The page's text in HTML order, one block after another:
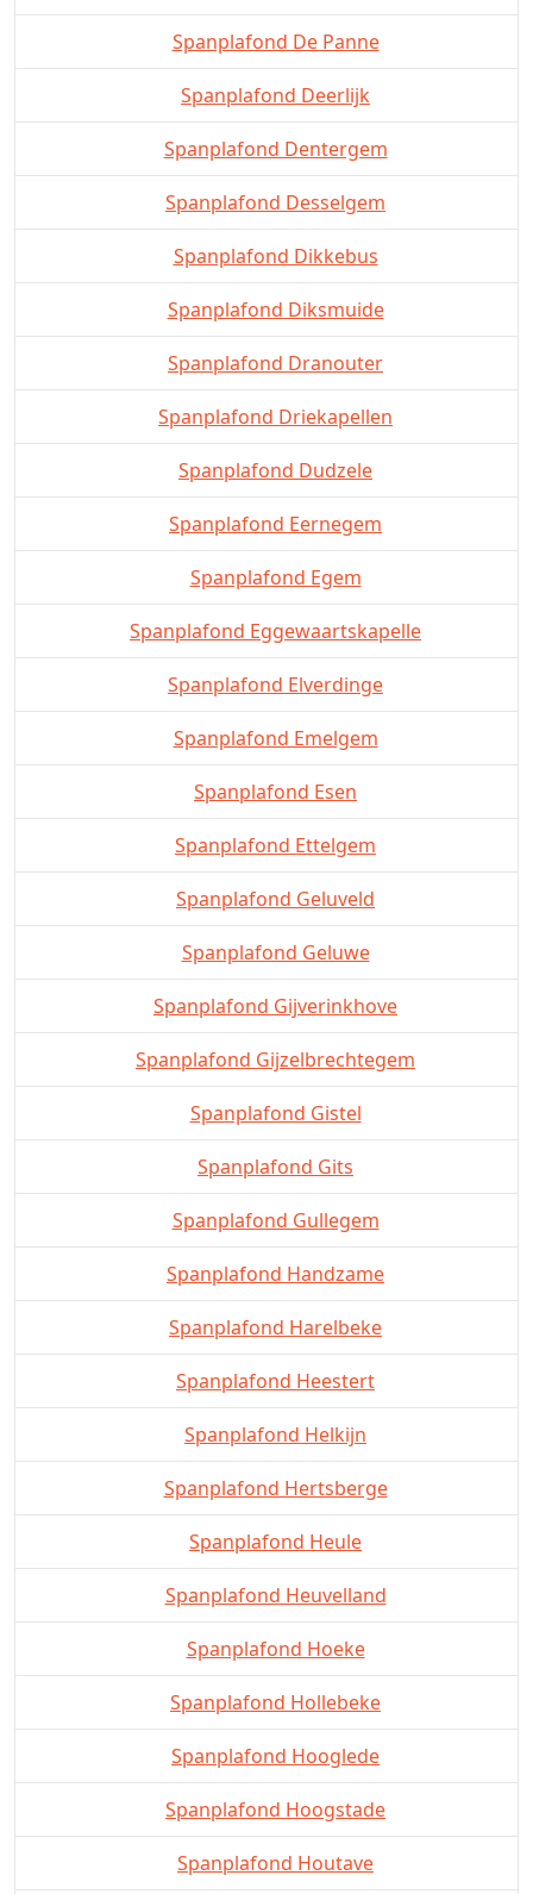
Spanplafond De Panne
Spanplafond Deerlijk
Spanplafond Dentergem
Spanplafond Desselgem
Spanplafond Dikkebus
Spanplafond Diksmuide
Spanplafond Dranouter
Spanplafond Driekapellen
Spanplafond Dudzele
Spanplafond Eernegem
Spanplafond Egem
Spanplafond Eggewaartskapelle
Spanplafond Elverdinge
Spanplafond Emelgem
Spanplafond Esen
Spanplafond Ettelgem
Spanplafond Geluveld
Spanplafond Geluwe
Spanplafond Gijverinkhove
Spanplafond Gijzelbrechtegem
Spanplafond Gistel
Spanplafond Gits
Spanplafond Gullegem
Spanplafond Handzame
Spanplafond Harelbeke
Spanplafond Heestert
Spanplafond Helkijn
Spanplafond Hertsberge
Spanplafond Heule
Spanplafond Heuvelland
Spanplafond Hoeke
Spanplafond Hollebeke
Spanplafond Hooglede
Spanplafond Hoogstade
Spanplafond Houtave